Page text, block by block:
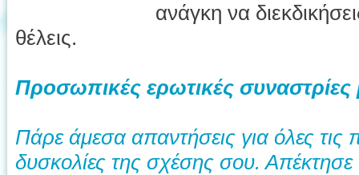
ανάγκη να
θέλεις.
Προσωπικές ερωτικές
Πάρε άμεσα απαντήσεις για όλες τις
δυσκολίες της σχέσης σου.